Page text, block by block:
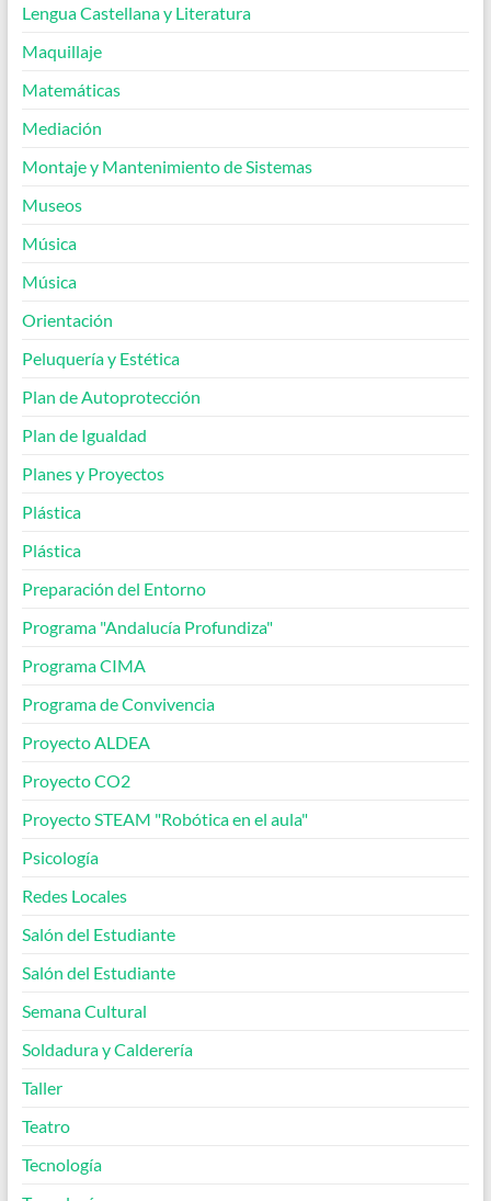
Lengua Castellana y Literatura
Maquillaje
Matemáticas
Mediación
Montaje y Mantenimiento de Sistemas
Museos
Música
Música
Orientación
Peluquería y Estética
Plan de Autoprotección
Plan de Igualdad
Planes y Proyectos
Plástica
Plástica
Preparación del Entorno
Programa "Andalucía Profundiza"
Programa CIMA
Programa de Convivencia
Proyecto ALDEA
Proyecto CO2
Proyecto STEAM "Robótica en el aula"
Psicología
Redes Locales
Salón del Estudiante
Salón del Estudiante
Semana Cultural
Soldadura y Calderería
Taller
Teatro
Tecnología